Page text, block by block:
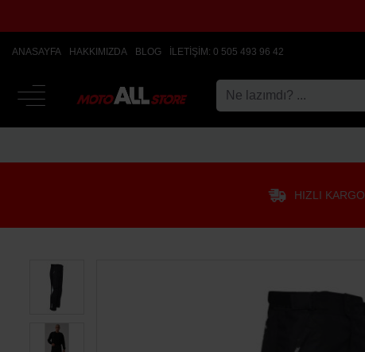
ANASAYFA HAKKIMIZDA BLOG İLETIŞIM: 0 505 493 96 42
HIZLI KARGO